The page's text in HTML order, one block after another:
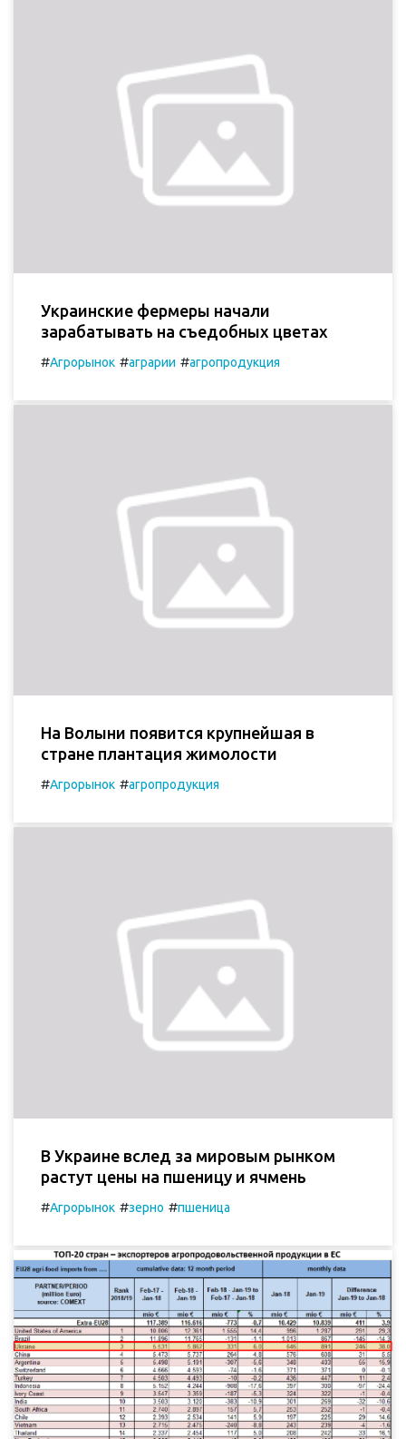
Украинские фермеры начали
зарабатывать на съедобных цветах
#Агрорынок #аграрии #агропродукция
На Волыни появится крупнейшая в
стране плантация жимолости
#Агрорынок #агропродукция
В Украине вслед за мировым рынком
растут цены на пшеницу и ячмень
#Агрорынок #зерно #пшеница